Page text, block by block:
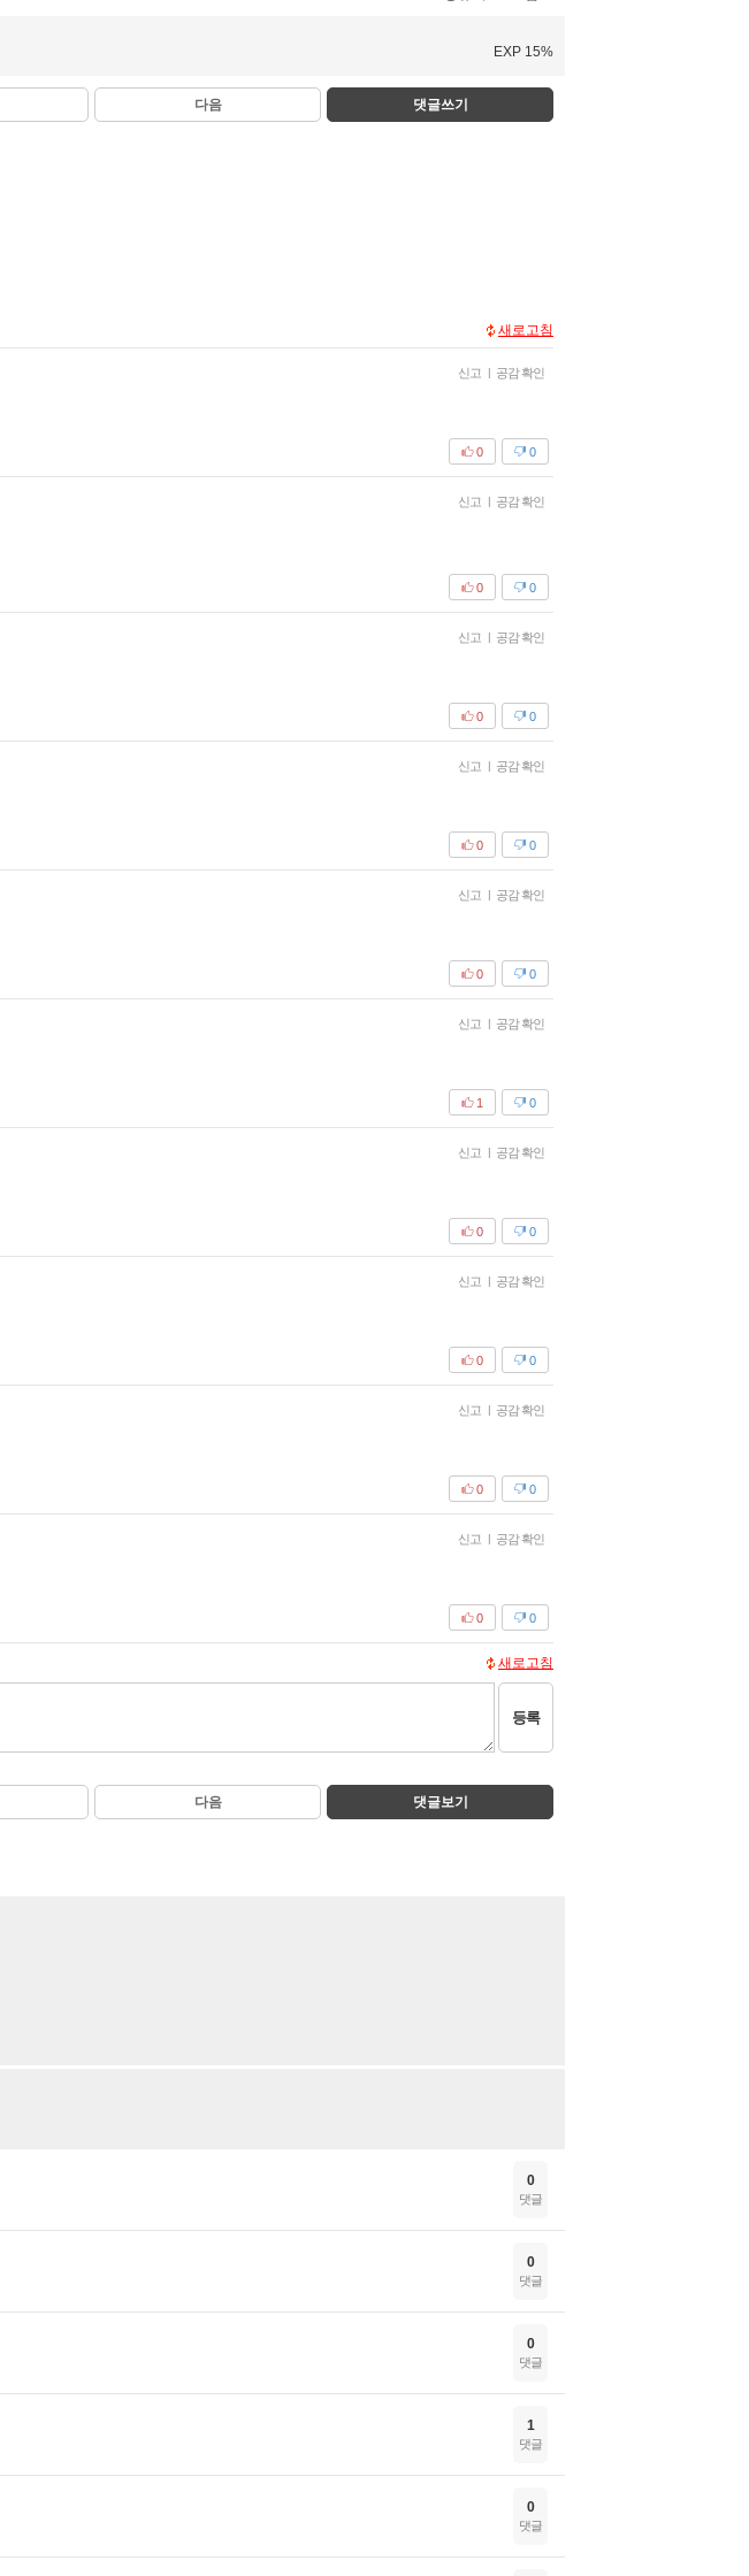
EXP 15%
다음 댓글쓰기
새로고침
신고 공감 확인
0
0
신고 공감 확인
0
0
신고 공감 확인
0
0
신고 공감 확인
0
0
신고 공감 확인
0
0
신고 공감 확인
0
1
신고 공감 확인
0
0
신고 공감 확인
0
0
신고 공감 확인
0
0
신고 공감 확인
0
0
새로고침
등록
다음 댓글보기
0
댓글
0
댓글
0
댓글
1
댓글
0
댓글